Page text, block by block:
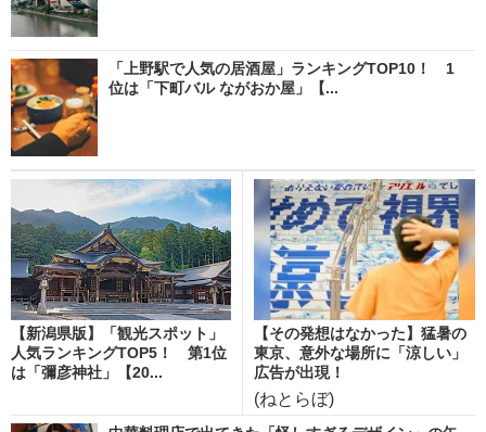
「上野駅で人気の居酒屋」ランキングTOP10！ 1
位は「下町バル ながおか屋」【...
【新潟県版】「観光スポット」
人気ランキングTOP5！ 第1位
は「彌彦神社」【20...
【その発想はなかった】猛暑の
東京、意外な場所に「涼しい」
広告が出現！
(ねとらぼ)